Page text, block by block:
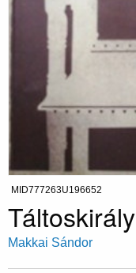
MID777263U196652
Táltoskirály
Makkai Sándor